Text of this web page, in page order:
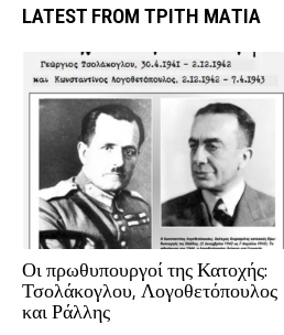
LATEST FROM ΤΡΙΤΗ ΜΑΤΙΑ
Οι πρωθυπουργοί της Κατοχής:
Τσολάκογλου, Λογοθετόπουλος
και Ράλλης